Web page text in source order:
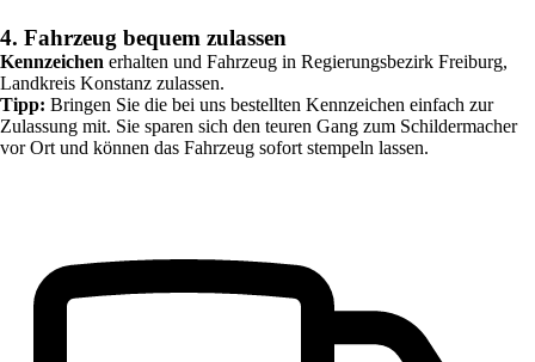
4. Fahrzeug bequem zulassen
Kennzeichen erhalten und Fahrzeug in Regierungsbezirk Freiburg,
Landkreis Konstanz zulassen.
Tipp: Bringen Sie die bei uns bestellten Kennzeichen einfach zur
Zulassung mit. Sie sparen sich den teuren Gang zum Schildermacher
vor Ort und können das Fahrzeug sofort stempeln lassen.